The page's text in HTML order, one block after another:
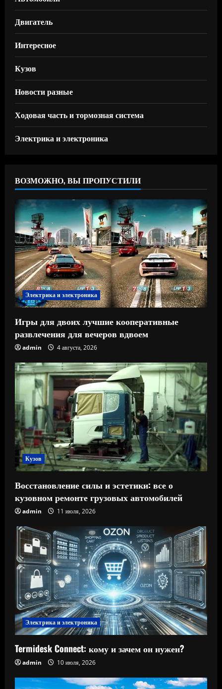
Двигатель
Интересное
Кузов
Новости разные
Ходовая часть и тормозная система
Электрика и электроника
ВОЗМОЖНО, ВЫ ПРОПУСТИЛИ
Электрика и электроника
Игры для двоих лучшие кооперативные
развлечения для вечеров вдвоем
admin 4 августа, 2026
Кузов
Восстановление силы и эстетики: все о
кузовном ремонте грузовых автомобилей
admin 11 июля, 2026
Электрика и электроника
Termidesk Connect: кому и зачем он нужен?
admin 10 июля, 2026